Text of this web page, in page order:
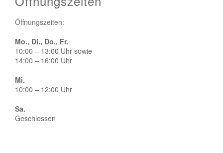
Öffnungszeiten:
Mo., Di., Do., Fr.
10:00 – 13:00 Uhr sowie
14:00 – 16:00 Uhr
Mi.
10:00 – 12:00 Uhr
Sa.
Geschlossen